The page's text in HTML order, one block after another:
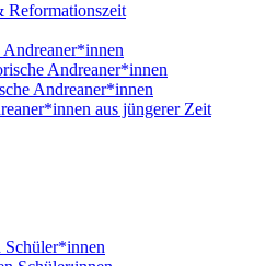
Reformationszeit
Andreaner*innen
Andreaner*innen
Andreaner*innen
aus jüngerer Zeit
Schüler*innen